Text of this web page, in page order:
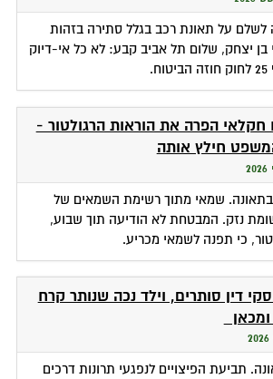
על תאונת רכב בגלל סתירה בזהות
בן יצחק, שלום תל אביב קבע: לא כל אי-דיוק
חקלאי הפרה את הוראות הרגולטור -
חילץ אותה
שמאי מתוך רשימת השמאים של
נזק. המבטחת לא הודיעה תוך שבוע,
כי תפנה לשמאי מכריע.
דין סותרים, וילד נכה שנותר קרח
תביעת הפיצויים לנפגעי תרונות דרכים